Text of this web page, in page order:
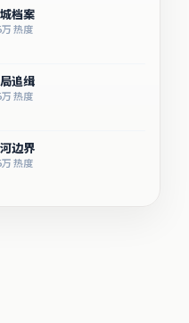
档案
热度
追缉
热度
边界
热度